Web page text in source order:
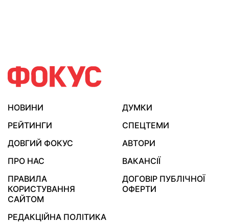
НОВИНИ
ДУМКИ
РЕЙТИНГИ
СПЕЦТЕМИ
ДОВГИЙ ФОКУС
АВТОРИ
ПРО НАС
ВАКАНСІЇ
ПРАВИЛА
КОРИСТУВАННЯ
САЙТОМ
ДОГОВІР ПУБЛІЧНОЇ
ОФЕРТИ
РЕДАКЦІЙНА ПОЛІТИКА